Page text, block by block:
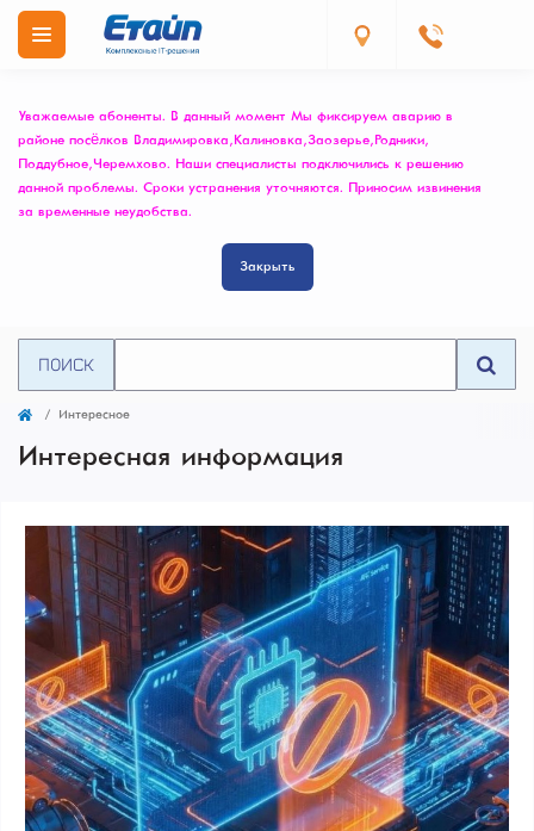
Уважаемые абоненты. В данный момент Мы фиксируем аварию в
районе посёлков Владимировка, Калиновка, Заозерье, Родники,
Поддубное, Черемхово. Наши специалисты подключились к решению
данной проблемы. Сроки устранения уточняются. Приносим извинения
за временные неудобства.
Закрыть
ПОИСК
Интересное
Интересная информация